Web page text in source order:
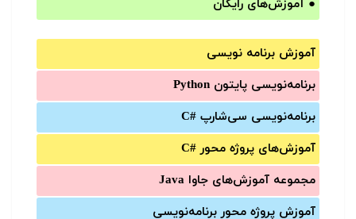
● آموزش‌های رایگان
آموزش برنامه نویسی
برنامه‌نویسی پایتون Python
برنامه‌‌نویسی سی‌شارپ C#‎
آموزش‌های پروژه محور #C
مجموعه آموزش‌های جاوا Java
آموزش‌ پروژه محور برنامه‌نویسی